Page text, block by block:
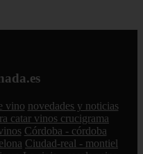
vino novedades y noticias
catar vinos crucigrama
Córdoba - córdoba
Ciudad-real - montiel